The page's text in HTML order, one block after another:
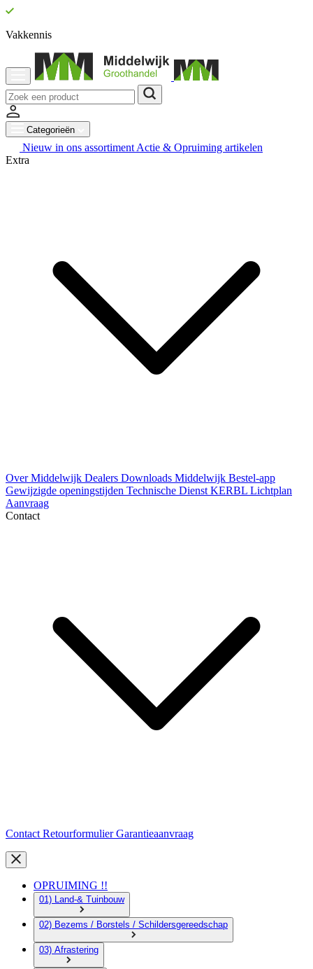
Vakkennis
Categorieën
Nieuw in ons assortiment Actie & Opruiming artikelen
Extra
Over Middelwijk Dealers Downloads Middelwijk Bestel-app
Gewijzigde openingstijden Technische Dienst KERBL Lichtplan
Aanvraag
Contact
Contact RetourformulierGarantieaanvraag
OPRUIMING !!
01) Land-& Tuinbouw
02) Bezems / Borstels / Schildersgereedschap
03) Afrastering